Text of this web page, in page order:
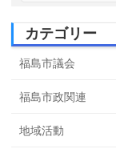
カテゴリー
福島市議会
福島市政関連
地域活動